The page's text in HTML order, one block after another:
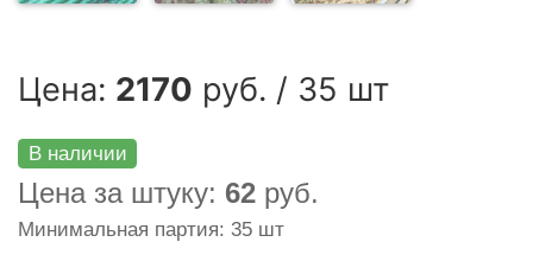
Цена: 2170 руб. / 35 шт
В наличии
Цена за штуку: 62 руб.
Минимальная партия: 35 шт